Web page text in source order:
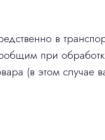
в
при
(в этом случае